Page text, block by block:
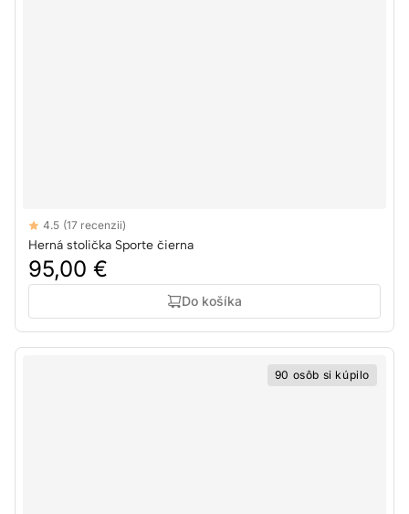
Reviews
4.5 out of 5 stars
4.5 (17 recenzii)
Herná stolička Sporte čierna
95,00 €
Do košíka
90 osôb si kúpilo